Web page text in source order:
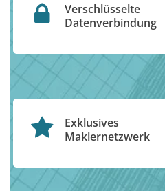
Verschlüsselte
Datenverbindung
Exklusives
Maklernetzwerk